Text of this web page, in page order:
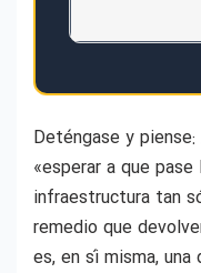
Deténgase y
«esperar a que
infraestructura tan
remedio que
es, en sí misma,